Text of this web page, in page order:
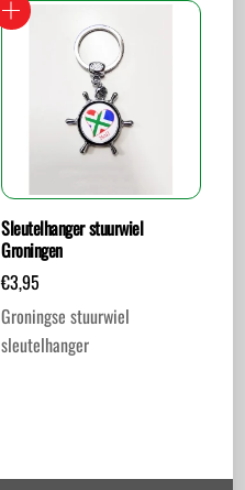
Sleutelhanger stuurwiel
Groningen
€3,95
Groningse stuurwiel
sleutelhanger